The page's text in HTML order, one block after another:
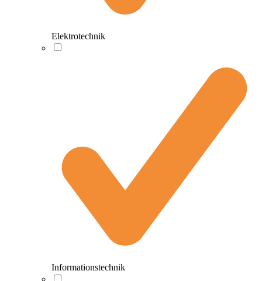
Elektrotechnik
Informationstechnik